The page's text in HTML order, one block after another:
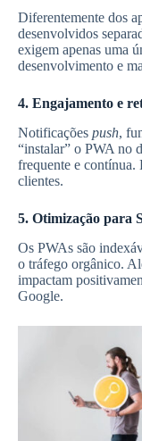
Diferentemente dos
desenvolvidos
exigem apenas uma
desenvolvimento e
4. Engajamento e
Notificações push,
“instalar” o PWA no
frequente e contínua.
clientes.
5. Otimização para
Os PWAs são
o tráfego orgânico.
impactam
Google.